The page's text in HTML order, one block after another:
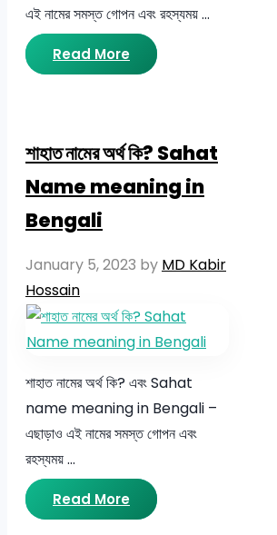
এই নামের সমস্ত গোপন এবং রহস্যময় …
Read More
শাহাত নামের অর্থ কি? Sahat
Name meaning in
Bengali
January 5, 2023 by MD Kabir
Hossain
শাহাত নামের অর্থ কি? এবং Sahat
name meaning in Bengali –
এছাড়াও এই নামের সমস্ত গোপন এবং
রহস্যময় …
Read More